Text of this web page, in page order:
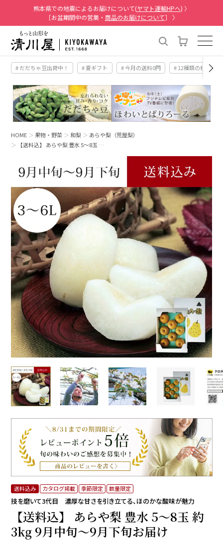
熊本県での地震によるお届けについて(ヤマト運輸HPへ) 〉
［お盆期間中の営業・ 商品のお届けについて］ 〉
# だだちゃ豆出荷中！ # 夏ギフト # 今月の送料0円 # 12種類の桃
HOME 果物・野菜 和梨
あらや梨（荒屋梨）
【送料込】 あらや梨 豊水 5～8玉 …
送料込み カタログ掲載 季節限定 数量限定
技を磨いて3代目 濃厚な甘さを引き立てる、ほのかな酸味が魅力
【送料込】 あらや梨 豊水 5～8玉 約
3kg 9月中旬～9月下旬お届け